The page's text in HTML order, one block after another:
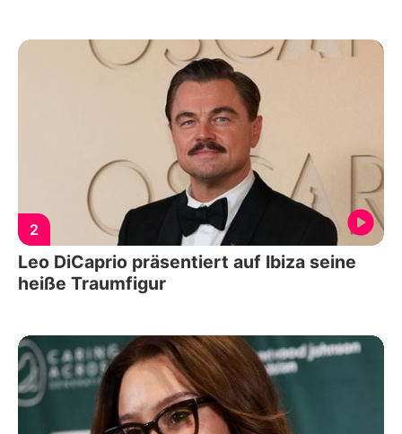
2
Leo DiCaprio präsentiert auf Ibiza seine
heiße Traumfigur